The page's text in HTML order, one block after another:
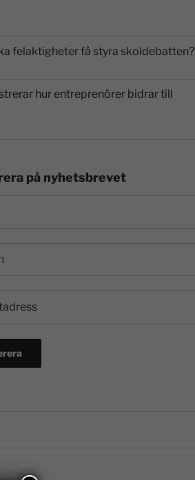
felaktigheter få styra skoldebatten?
hur entreprenörer bidrar till
på nyhetsbrevet